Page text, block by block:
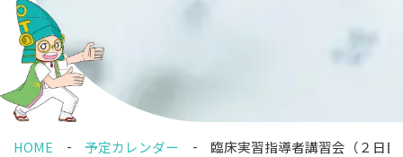
HOME 予定カレンダー 臨床実習指導者講習会（２日目